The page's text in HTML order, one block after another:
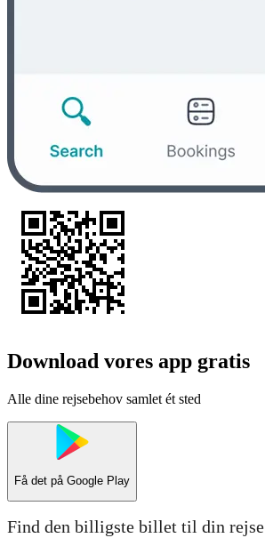
Download vores app gratis
Alle dine rejsebehov samlet ét sted
Få det på Google Play
Find den billigste billet til din rejse